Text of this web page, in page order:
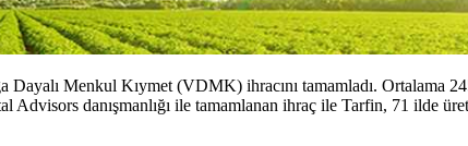
Menkul Kıymet (VDMK) ihracını tamamladı. Ortalama
Advisors danışmanlığı ile tamamlanan ihraç ile Tarfin, 71 ilde